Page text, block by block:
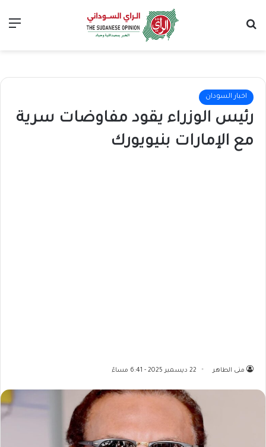
اخبار السودان
رئيس الوزراء يقود مفاوضات سرية
مع الإمارات بنيويورك
منى الطاهر 22 ديسمبر 2025 - 6:41 مساءً